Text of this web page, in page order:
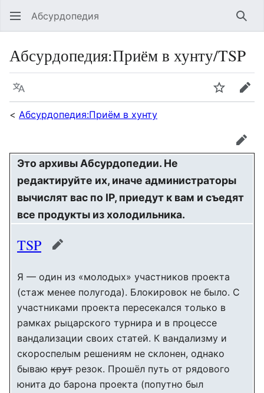
Абсурдопедия
Абсурдопедия:Приём в хунту/TSP
Язык
< Абсурдопедия:Приём в хунту
Это архивы Абсурдопедии. Не
редактируйте их, иначе администраторы
вычислят вас по IP, приедут к вам и съедят
все продукты из холодильника.
TSP править
Я — один из «молодых» участников проекта
(стаж менее полугода). Блокировок не было. С
участниками проекта пересекался только в
рамках рыцарского турнира и в процессе
вандализации своих статей. К вандализму и
скороспелым решениям не склонен, однако
бываю крут резок. Прошёл путь от рядового
юнита до барона проекта (попутно был